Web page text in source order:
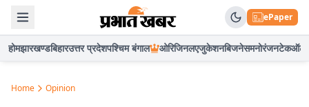
ePaper
होमझारखण्डबिहारउत्तर प्रदेशपश्चिम बंगाल ओरिजिनलएजुकेशनबिजनेसमनोरंजनटेकऑटो
Home Opinion